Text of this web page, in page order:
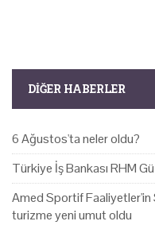
DIĞER HABERLER
6 Ağustos'ta neler oldu?
Türkiye İş Bankası RHM
Amed Sportif Faaliyetler'in
turizme yeni umut oldu